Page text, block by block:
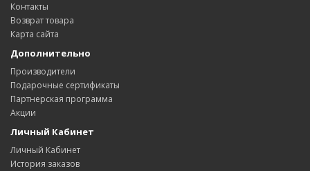
Контакты
Возврат товара
Карта сайта
Дополнительно
Производители
Подарочные сертификаты
Партнерская программа
Акции
Личный Кабинет
Личный Кабинет
История заказов